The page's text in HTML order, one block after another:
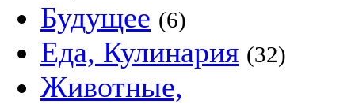
Будущее (6)
Еда, Кулинария (32)
Животные,